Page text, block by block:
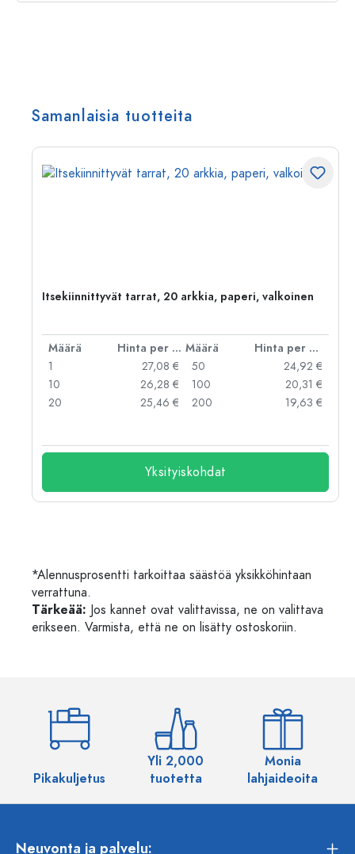
Samanlaisia tuotteita
Itsekiinnittyvät tarrat, 20 arkkia, paperi, valkoinen
Määrä Hinta per kpl Määrä
Hinta per kpl
1
27,08 €
10
26,28 €
20
25,46 €
50
24,92 €
100
20,31 €
200
19,63 €
Yksityiskohdat
*Alennusprosentti tarkoittaa säästöä yksikköhintaan
verrattuna.
Tärkeää: Jos kannet ovat valittavissa, ne on valittava
erikseen. Varmista, että ne on lisätty ostoskoriin.
Pikakuljetus
Yli 2,000
tuotetta
Monia
lahjaideoita
Neuvonta ja palvelu: